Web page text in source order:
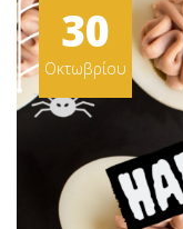
30
Οκτωβρίου